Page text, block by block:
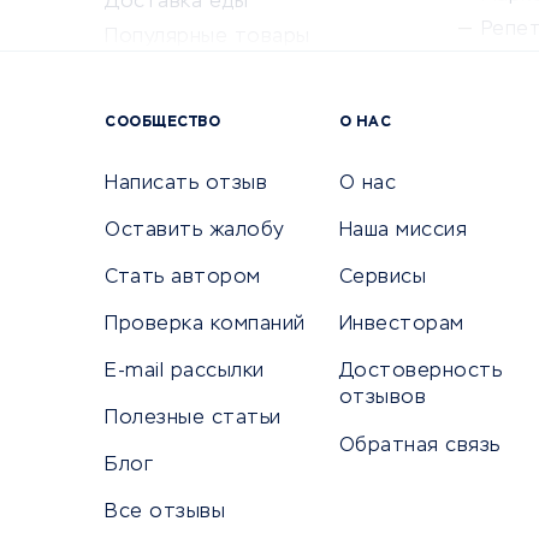
Кредитные карты
Дебетовые карты
Микрофинансовые организации
Улучшение кредитной истории
СООБЩЕСТВО
Написать отзыв
Оставить жалобу
Стать автором
Проверка компаний
E-mail рассылки
Полезные статьи
Блог
Все отзывы
О НАС
О нас
Наша миссия
Сервисы
Инвесторам
Достоверность
отзывов
Обратная связь